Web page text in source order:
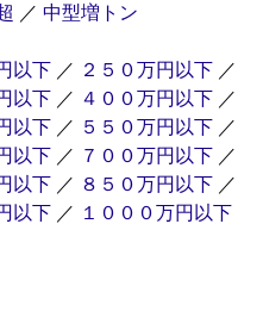
／ 中型増トン
以下 ／ ２５０万円以下 ／
以下 ／ ４００万円以下 ／
以下 ／ ５５０万円以下 ／
以下 ／ ７００万円以下 ／
以下 ／ ８５０万円以下 ／
以下 ／ １０００万円以下